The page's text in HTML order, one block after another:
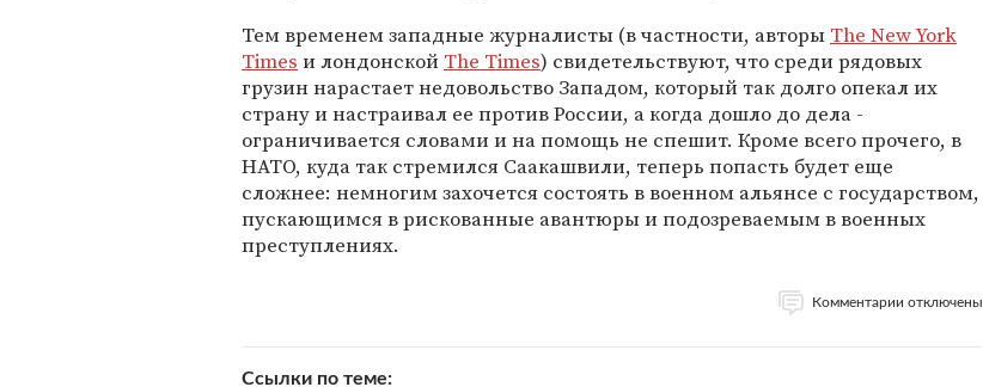
Тем временем западные журналисты (в частности, авторы The New York
Times и лондонской The Times) свидетельствуют, что среди рядовых
грузин нарастает недовольство Западом, который так долго опекал их
страну и настраивал ее против России, а когда дошло до дела -
ограничивается словами и на помощь не спешит. Кроме всего прочего, в
НАТО, куда так стремился Саакашвили, теперь попасть будет еще
сложнее: немногим захочется состоять в военном альянсе с государством,
пускающимся в рискованные авантюры и подозреваемым в военных
преступлениях.
Комментарии отключены
Ссылки по теме